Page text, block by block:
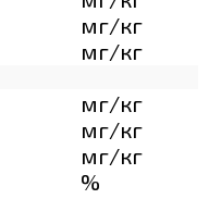
мг/кг
мг/кг
мг/кг
мг/кг
мг/кг
%